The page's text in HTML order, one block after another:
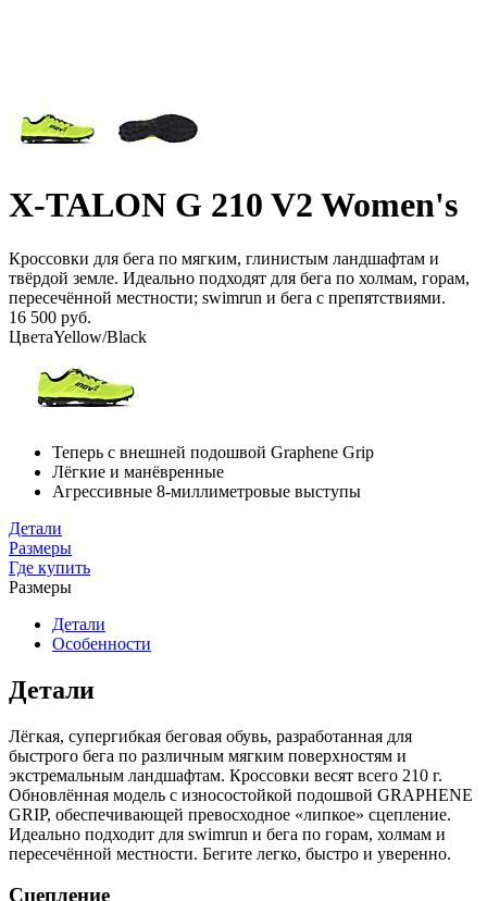
X-TALON G 210 V2 Women's
Кроссовки для бега по мягким, глинистым ландшафтам и
твёрдой земле. Идеально подходят для бега по холмам, горам,
пересечённой местности; swimrun и бега с препятствиями.
16 500 руб.
ЦветаYellow/Black
Теперь с внешней подошвой Graphene Grip
Лёгкие и манёвренные
Агрессивные 8-миллиметровые выступы
Детали
Размеры
Где купить
Размеры
Детали
Особенности
Детали
Лёгкая, супергибкая беговая обувь, разработанная для
быстрого бега по различным мягким поверхностям и
экстремальным ландшафтам. Кроссовки весят всего 210 г.
Обновлённая модель с износостойкой подошвой GRAPHENE
GRIP, обеспечивающей превосходное «липкое» сцепление.
Идеально подходит для swimrun и бега по горам, холмам и
пересечённой местности. Бегите легко, быстро и уверенно.
Сцепление